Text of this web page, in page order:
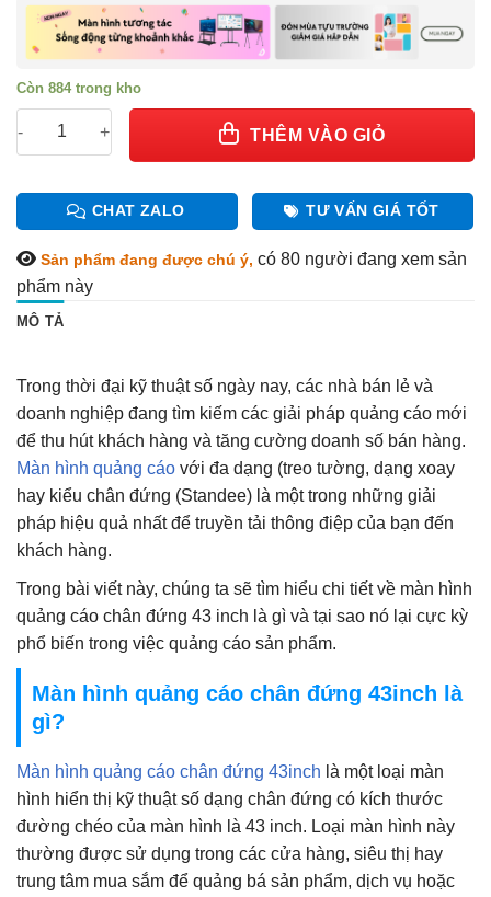
Còn 884 trong kho
Màn hình quảng cáo chân đứng 43 inch số lượng
THÊM VÀO GIỎ
CHAT ZALO TƯ VẤN GIÁ TỐT
Sản phẩm đang được chú ý, có 80 người đang xem sản
phẩm này
MÔ TẢ
Trong thời đại kỹ thuật số ngày nay, các nhà bán lẻ và
doanh nghiệp đang tìm kiếm các giải pháp quảng cáo mới
để thu hút khách hàng và tăng cường doanh số bán hàng.
Màn hình quảng cáo với đa dạng (treo tường, dạng xoay
hay kiểu chân đứng (Standee) là một trong những giải
pháp hiệu quả nhất để truyền tải thông điệp của bạn đến
khách hàng.
Trong bài viết này, chúng ta sẽ tìm hiểu chi tiết về màn hình
quảng cáo chân đứng 43 inch là gì và tại sao nó lại cực kỳ
phổ biến trong việc quảng cáo sản phẩm.
Màn hình quảng cáo chân đứng 43inch là
gì?
Màn hình quảng cáo chân đứng 43inch là một loại màn
hình hiển thị kỹ thuật số dạng chân đứng có kích thước
đường chéo của màn hình là 43 inch. Loại màn hình này
thường được sử dụng trong các cửa hàng, siêu thị hay
trung tâm mua sắm để quảng bá sản phẩm, dịch vụ hoặc